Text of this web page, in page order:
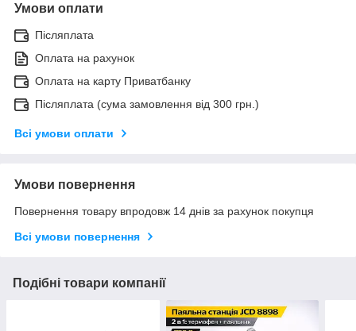
Умови оплати
Післяплата
Оплата на рахунок
Оплата на карту Приватбанку
Післяплата (сума замовлення від 300 грн.)
Всі умови оплати
Умови повернення
Повернення товару впродовж 14 днів за рахунок покупця
Всі умови повернення
Подібні товари компанії